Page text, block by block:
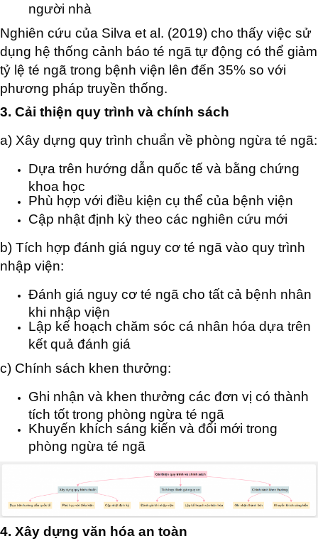
người nhà
Nghiên cứu của Silva et al. (2019) cho thấy việc sử
dụng hệ thống cảnh báo té ngã tự động có thể giảm
tỷ lệ té ngã trong bệnh viện lên đến 35% so với
phương pháp truyền thống.
3. Cải thiện quy trình và chính sách
a) Xây dựng quy trình chuẩn về phòng ngừa té ngã:
Dựa trên hướng dẫn quốc tế và bằng chứng
khoa học
Phù hợp với điều kiện cụ thể của bệnh viện
Cập nhật định kỳ theo các nghiên cứu mới
b) Tích hợp đánh giá nguy cơ té ngã vào quy trình
nhập viện:
Đánh giá nguy cơ té ngã cho tất cả bệnh nhân
khi nhập viện
Lập kế hoạch chăm sóc cá nhân hóa dựa trên
kết quả đánh giá
c) Chính sách khen thưởng:
Ghi nhận và khen thưởng các đơn vị có thành
tích tốt trong phòng ngừa té ngã
Khuyến khích sáng kiến và đổi mới trong
phòng ngừa té ngã
4. Xây dựng văn hóa an toàn